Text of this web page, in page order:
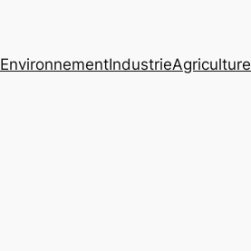
EnvironnementIndustrieAgriculture